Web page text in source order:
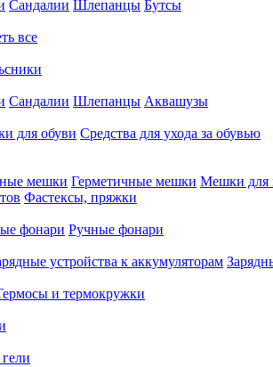
Сандалии Шлепанцы Бутсы
все
Сандалии Шлепанцы Аквашузы
для обуви Средства для ухода за обувью
мешки Герметичные мешки Мешки для
Фастексы, пряжки
фонари Ручные фонари
устройства к аккумуляторам
и термокружки